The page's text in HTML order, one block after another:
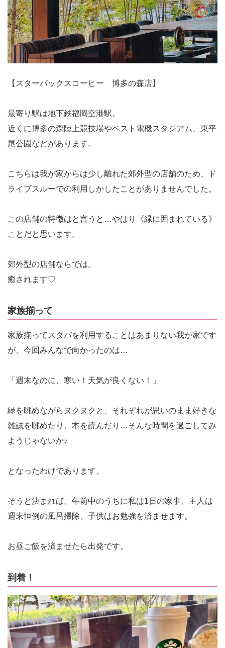
【スターバックスコーヒー 博多の森店】
最寄り駅は地下鉄福岡空港駅。
近くに博多の森陸上競技場やベスト電機スタジアム、東平
尾公園などがあります。
こちらは我が家からは少し離れた郊外型の店舗のため、ド
ライブスルーでの利用しかしたことがありませんでした。
この店舗の特徴はと言うと…やはり《緑に囲まれている》
ことだと思います。
郊外型の店舗ならでは。
癒されます♡
家族揃って
家族揃ってスタバを利用することはあまりない我が家です
が、今回みんなで向かったのは…
「週末なのに、寒い！天気が良くない！」
緑を眺めながらヌクヌクと、それぞれが思いのまま好きな
雑誌を眺めたり、本を読んだり…そんな時間を過ごしてみ
ようじゃないか♪
となったわけであります。
そうと決まれば、午前中のうちに私は1日の家事、主人は
週末恒例の風呂掃除、子供はお勉強を済ませます。
お昼ご飯を済ませたら出発です。
到着！